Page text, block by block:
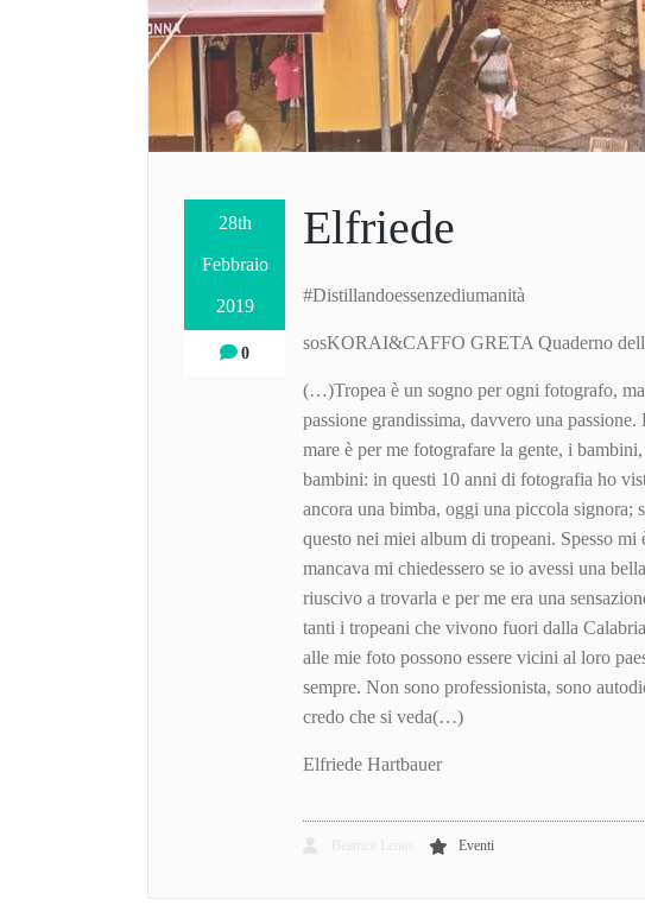
28th
Febbraio
2019
0
Elfriede
#Distillandoessenzediumanità
sosKORAI&CAFFO GRETA Quaderno
(…)Tropea è un sogno per ogni fotografo,
passione grandissima, davvero una
mare è per me fotografare la gente, i
bambini: in questi 10 anni di fotografia ho
ancora una bimba, oggi una piccola signora;
questo nei miei album di tropeani. Spesso mi
mancava mi chiedessero se io avessi una
riuscivo a trovarla e per me era una
tanti i tropeani che vivono fuori dalla
alle mie foto possono essere vicini al loro
sempre. Non sono professionista, sono
credo che si veda(…)
Elfriede Hartbauer
Eventi